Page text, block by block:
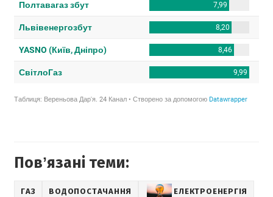
Повʼязані теми:
ГАЗ ВОДОПОСТАЧАННЯ ЕЛЕКТРОЕНЕРГІЯ